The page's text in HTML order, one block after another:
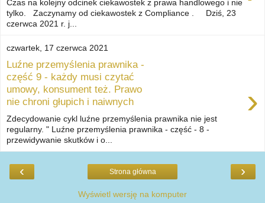
Czas na kolejny odcinek ciekawostek z prawa handlowego i nie
tylko. Zaczynamy od ciekawostek z Compliance . Dziś, 23
czerwca 2021 r. j...
czwartek, 17 czerwca 2021
Luźne przemyślenia prawnika -
część 9 - każdy musi czytać
umowy, konsument też. Prawo
nie chroni głupich i naiwnych
›
Zdecydowanie cykl luźne przemyślenia prawnika nie jest
regularny. " Luźne przemyślenia prawnika - część - 8 -
przewidywanie skutków i o...
‹ ›
Strona główna
Wyświetl wersję na komputer